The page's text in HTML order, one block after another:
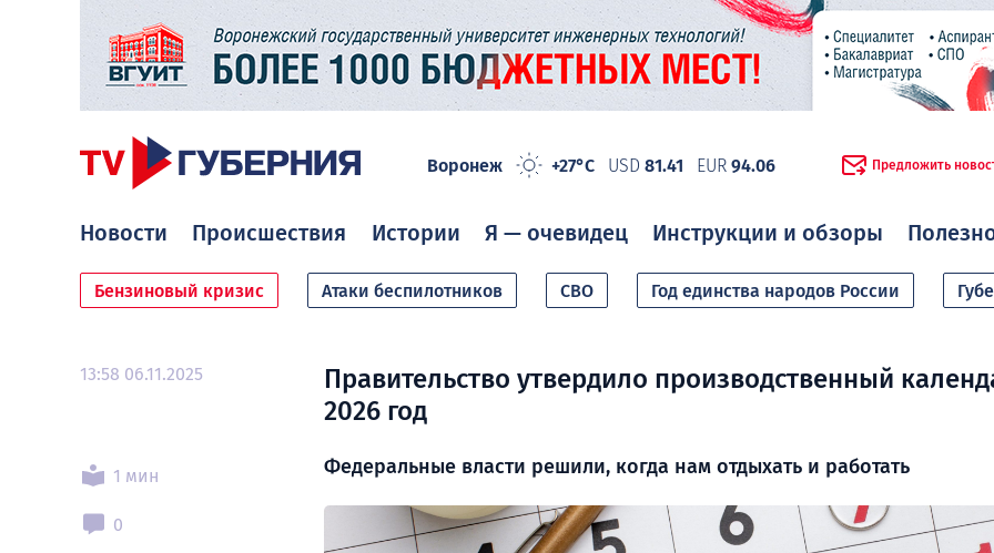
Воронеж +27°C USD 81.41 EUR 94.06 Предложить
Новости Происшествия Истории Я — очевидец Инструкции и обзоры
Бензиновый кризис Атаки беспилотников СВО Год единства народов России
13:58 06.11.2025
1 мин
0
Правительство утвердило производственный
2026 год
Федеральные власти решили, когда нам отдыхать и работать